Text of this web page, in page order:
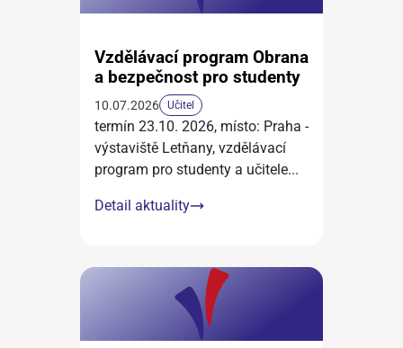
Vzdělávací program Obrana
a bezpečnost pro studenty
10.07.2026 Učitel
termín 23.10. 2026, místo: Praha -
výstaviště Letňany, vzdělávací
program pro studenty a učitele...
Detail aktuality